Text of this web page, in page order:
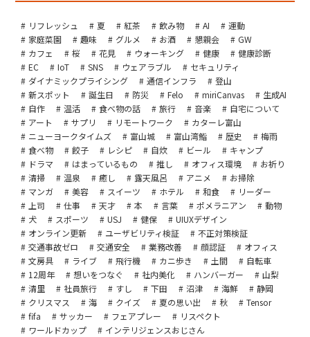
リフレッシュ 夏 紅茶 飲み物 AI
運動
家庭菜園
趣味 グルメ お酒 懇親会
GW
カフェ
桜 花見 ウォーキング 健康
健康診断
EC
IoT SNS ウェアラブル
セキュリティ
ダイナミックプライシング
通信インフラ
登山
新スポット
誕生日 防災 Felo miriCanvas
生成AI
自作
温活 食べ物の話 旅行 音楽
自宅について
アート
サプリ リモートワーク
カターレ富山
ニューヨークタイムズ
富山城 富山湾鮨 歴史
梅雨
食べ物
餃子 レシピ 自炊 ビール
キャンプ
ドラマ
はまっているもの 推し オフィス環境
お祈り
清掃
温泉 癒し 露天風呂 アニメ
お掃除
マンガ
美容 スイーツ ホテル 和食
リーダー
上司
仕事 天才 本 言葉 ポメラニアン
動物
犬
スポーツ USJ 健保
UIUXデザイン
オンライン更新
ユーザビリティ検証
不正対策検証
交通事故ゼロ
交通安全 業務改善 顔認証
オフィス
文房具
ライブ 飛行機 カニ歩き 土間
自転車
12周年
想いをつなぐ 社内美化 ハンバーガー
山梨
清里
社員旅行 すし 下田 沼津 海鮮
静岡
クリスマス
海 クイズ 夏の思い出 秋
Tensor
fifa
サッカー フェアプレー
リスペクト
ワールドカップ
インテリジェンスおじさん